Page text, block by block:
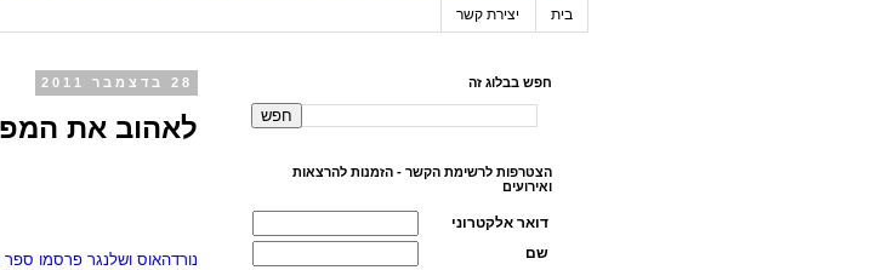
בית יצירת קשר
28 בדצמבר 2011
לאהוב את
נורדהאוס ושלנגר פרסמו
חפש בבלוג זה
הצטרפות לרשימת הקשר - הזמנות להרצאות
ואירועים
דואר אלקטרוני
שם